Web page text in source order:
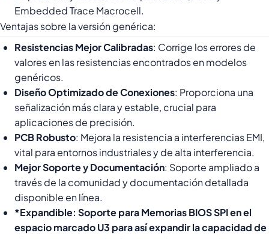
Embedded Trace Macrocell.
Ventajas sobre la versión genérica:
Resistencias Mejor Calibradas: Corrige los errores de
valores en las resistencias encontrados en modelos
genéricos.
Diseño Optimizado de Conexiones: Proporciona una
señalización más clara y estable, crucial para
aplicaciones de precisión.
PCB Robusto: Mejora la resistencia a interferencias EMI,
vital para entornos industriales y de alta interferencia.
Mejor Soporte y Documentación: Soporte ampliado a
través de la comunidad y documentación detallada
disponible en línea.
*Expandible: Soporte para Memorias BIOS SPI en el
espacio marcado U3 para así expandir la capacidad de